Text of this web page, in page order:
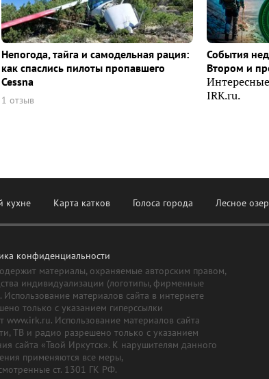
Непогода, тайга и самодельная рация:
как спаслись пилоты пропавшего
Cessna
1 отзыв
События
Втором и
IRK.ru.
кухне Карта катков Голоса города Лесное
конфиденциальности
материалы, охраняемые авторским правом,
индивидуализации (логотипы, фирменные
Использование материалов сайта в интернете
только с указанием гиперссылки
www.irk.ru. Использование материалов сайта
ТВ и радио разрешено только с указанием
сайта «Твой Иркутск». К нарушителям данного
применяются все меры,
ст. 1301 ГК РФ.